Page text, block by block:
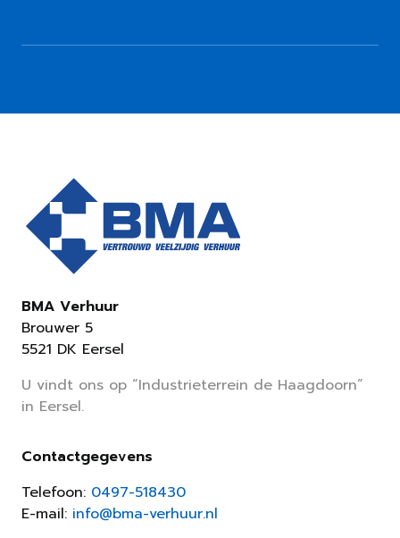
BMA Verhuur
Brouwer 5
5521 DK Eersel
U vindt ons op “Industrieterrein de Haagdoorn”
in Eersel.
Contactgegevens
Telefoon: 0497-518430
E-mail: info@bma-verhuur.nl